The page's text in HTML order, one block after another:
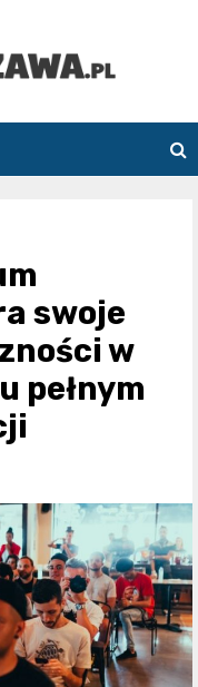
swoje
w
pełnym